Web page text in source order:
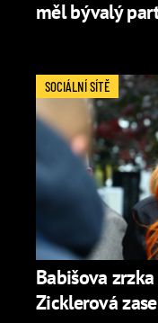
měl bývalý
Babišova
Zicklerová
SOCIÁLNÍ SÍTĚ